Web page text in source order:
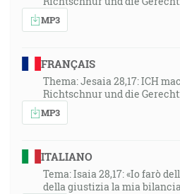
MP3
FRANÇAIS
Thema: Jesaia 28,17: ICH
Richtschnur und die
MP3
ITALIANO
Tema: Isaia 28,17: «Io farò
della giustizia la mia